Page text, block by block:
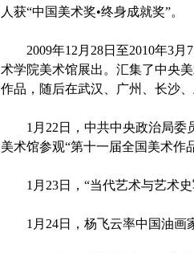
人获“中国美术奖•终身成就奖”。
2009年12 月 28日 至2010年3月 7
术学院美术馆展出。汇集了中央
作品，随后在武汉、广州、长沙
1 月 22 日
，中共中央政治局
美术馆参观“第十一届全国美术作
1 月 23日 ，“当代艺术与艺术
1 月 24日 ，杨飞云率中国油画